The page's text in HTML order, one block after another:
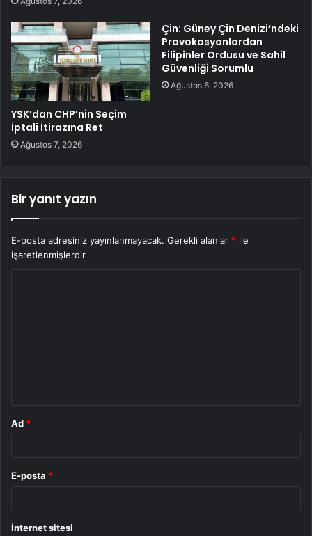
YSK’dan CHP’nin Seçim
İptali İtirazına Ret
Ağustos 7, 2026
Çin: Güney Çin Denizi’ndeki
Provokasyonlardan
Filipinler Ordusu ve Sahil
Güvenliği Sorumlu
Ağustos 6, 2026
Bir yanıt yazın
E-posta adresiniz yayınlanmayacak. Gerekli alanlar * ile
işaretlenmişlerdir
Ad *
E-posta *
İnternet sitesi